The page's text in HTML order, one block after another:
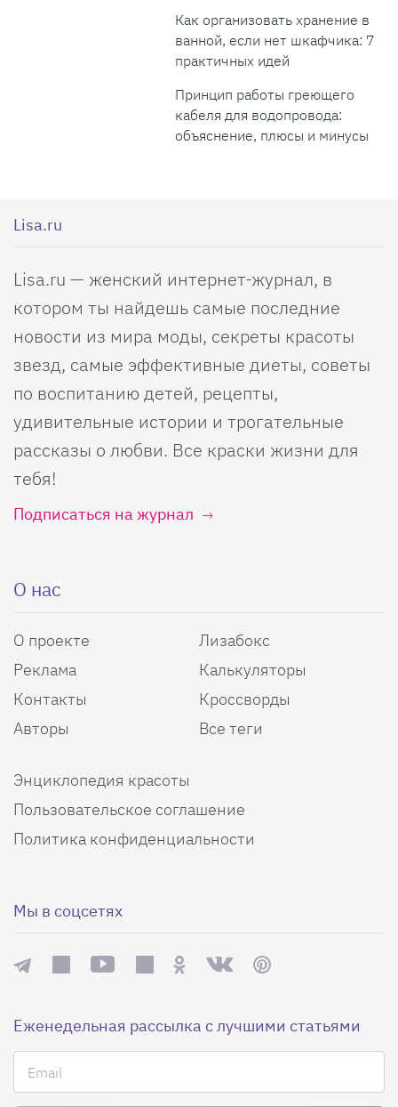
Как организовать хранение в
ванной, если нет шкафчика: 7
практичных идей
Принцип работы греющего
кабеля для водопровода:
объяснение, плюсы и минусы
Lisa.ru
Lisa.ru — женский интернет-журнал, в
котором ты найдешь самые последние
новости из мира моды, секреты красоты
звезд, самые эффективные диеты, советы
по воспитанию детей, рецепты,
удивительные истории и трогательные
рассказы о любви. Все краски жизни для
тебя!
Подписаться на журнал
О нас
О проекте
Реклама
Контакты
Авторы
Лизабокс
Калькуляторы
Кроссворды
Все теги
Энциклопедия красоты
Пользовательское соглашение
Политика конфиденциальности
Мы в соцсетях
Еженедельная рассылка с лучшими статьями